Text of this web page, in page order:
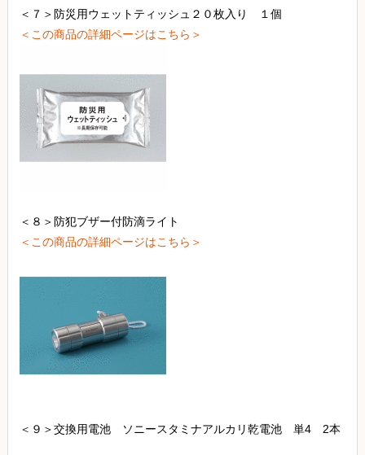
＜７＞防災用ウェットティッシュ２０枚入り １個
＜この商品の詳細ページはこちら＞
＜８＞防犯ブザー付防滴ライト
＜この商品の詳細ページはこちら＞
＜９＞交換用電池 ソニースタミナアルカリ乾電池 単4 2本